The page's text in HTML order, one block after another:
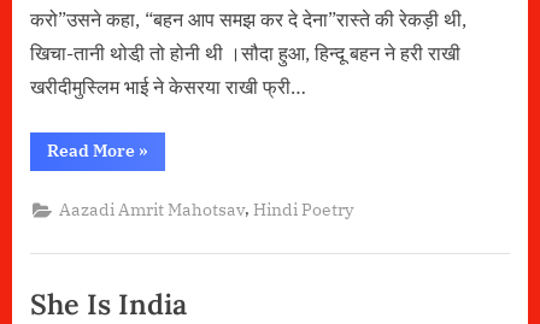
करो”उसने कहा, “बहन आप समझ कर दे देना”रास्ते की रेकड़ी थी,
खिचा-तानी थोडी़ तो होनी थी ।सौदा हुआ, हिन्दू बहन ने हरी राखी
खरीदीमुस्लिम भाई ने केसरया राखी फ्री…
Read More“क्या
खूब
था”
»
Aazadi Amrit Mahotsav,Hindi Poetry
She Is India